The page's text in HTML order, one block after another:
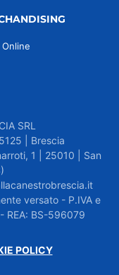
SRL
| Brescia
1 | 25010 | San
versato - P.IVA e
REA: BS-596079
POLICY